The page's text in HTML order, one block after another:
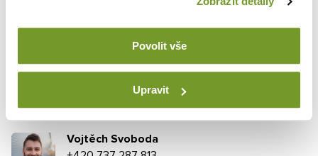
Povolit vše
Upravit
ŠTÍTKY Z NAŠICH ČLÁNKOV
montovaná hala sportovní hala sport
POTREBUJETE PORADIŤ?
Vojtěch Svoboda